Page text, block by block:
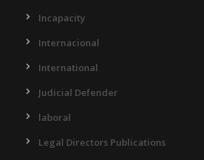
Incapacity
Internacional
International
Judicial Defender
laboral
Legal Directors Publications